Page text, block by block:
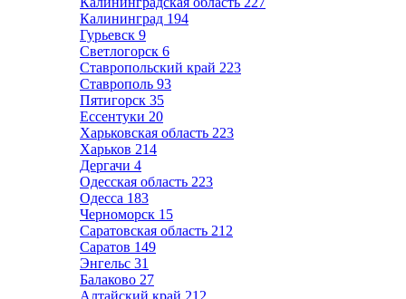
Калининград 194
Гурьевск 9
Светлогорск 6
Ставропольский край 223
Ставрополь 93
Пятигорск 35
Ессентуки 20
Харьковская область 223
Харьков 214
Дергачи 4
Одесская область 223
Одесса 183
Черноморск 15
Саратовская область 212
Саратов 149
Энгельс 31
Балаково 27
Алтайский край 212